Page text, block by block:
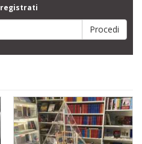
registrati